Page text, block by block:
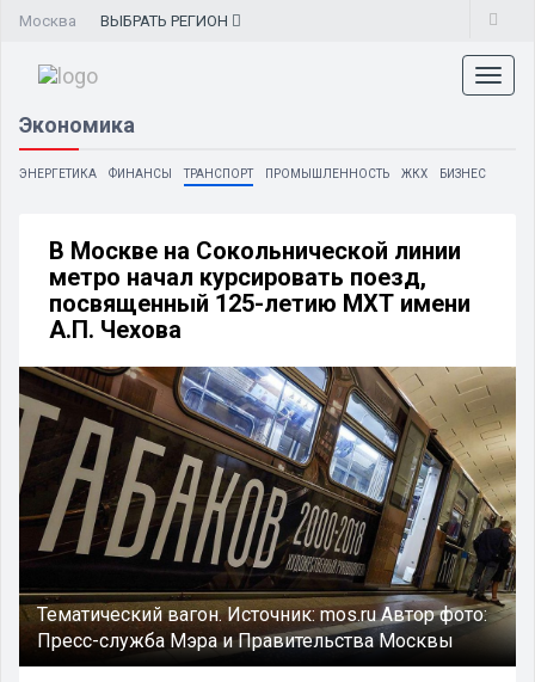
Москва ВЫБРАТЬ РЕГИОН
Экономика
ЭНЕРГЕТИКА ФИНАНСЫ ТРАНСПОРТ ПРОМЫШЛЕННОСТЬ ЖКХ БИЗНЕС
В Москве на Сокольнической линии
метро начал курсировать поезд,
посвященный 125-летию МХТ имени
А.П. Чехова
Тематический вагон.Источник:mos.ruАвтор фото:
Пресс-служба Мэра и Правительства Москвы